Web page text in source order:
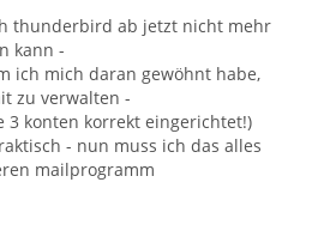
thunderbird ab jetzt nicht mehr
kann -
ich mich daran gewöhnt habe,
zu verwalten -
3 konten korrekt eingerichtet!)
- nun muss ich das alles
mailprogramm